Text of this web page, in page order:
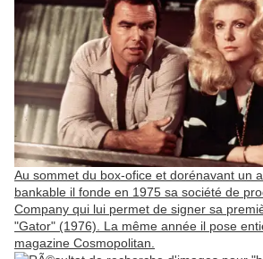
Au sommet du box-ofice et dorénavant un
bankable il fonde en 1975 sa société de
Company qui lui permet de signer sa
"Gator" (1976). La même année il pose
magazine Cosmopolitan.